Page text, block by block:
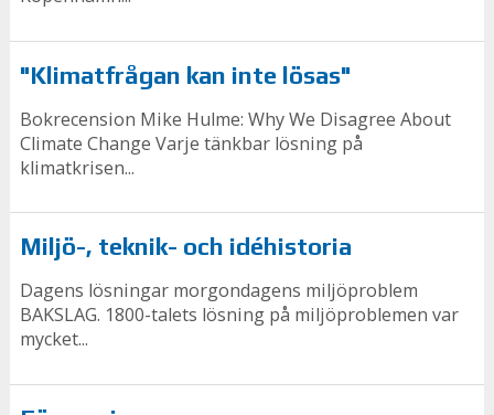
"Klimatfrågan kan inte lösas"
Bokrecension Mike Hulme: Why We Disagree About
Climate Change Varje tänkbar lösning på
klimatkrisen...
Miljö-, teknik- och idéhistoria
Dagens lösningar morgondagens miljöproblem
BAKSLAG. 1800-talets lösning på miljöproblemen var
mycket...